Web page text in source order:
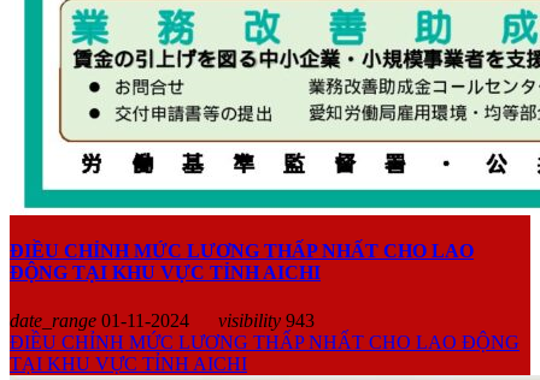
ĐIỀU CHỈNH MỨC LƯƠNG THẤP NHẤT CHO LAO
ĐỘNG TẠI KHU VỰC TỈNH AICHI
date_range 01-11-2024 visibility 943
ĐIỀU CHỈNH MỨC LƯƠNG THẤP NHẤT CHO LAO ĐỘNG
TẠI KHU VỰC TỈNH AICHI